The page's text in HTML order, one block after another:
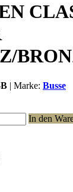
| Marke: Busse
In den